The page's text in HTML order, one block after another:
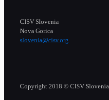
CISV Slovenia
Nova Gorica
slovenia@cisv.org
Copyright 2018 © CISV Slovenia